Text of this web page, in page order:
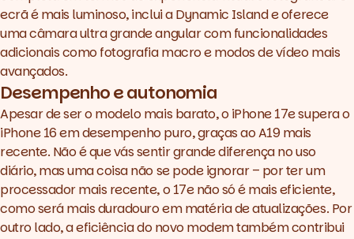
ecrã é mais luminoso, inclui a Dynamic Island e oferece
uma câmara ultra grande angular com funcionalidades
adicionais como fotografia macro e modos de vídeo mais
avançados.
Desempenho e autonomia
Apesar de ser o modelo mais barato, oiPhone 17esupera o
iPhone 16 em desempenho puro, graças ao A19 mais
recente. Não é que vás sentir grande diferença no uso
diário, mas uma coisa não se pode ignorar – por ter um
processador mais recente, o 17e não só é mais eficiente,
como será mais duradouro em matéria de atualizações. Por
outro lado, a eficiência do novomodemtambém contribui